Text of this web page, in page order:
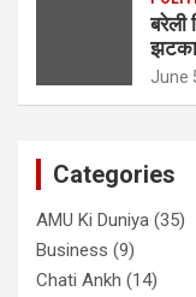
बरेली
June
Categories
AMU Ki Duniya (35)
Business (9)
Chati Ankh (14)